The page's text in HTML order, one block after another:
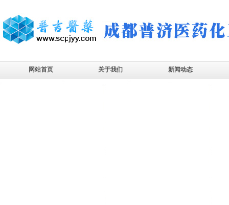
网站首页 关于我们 新闻动态